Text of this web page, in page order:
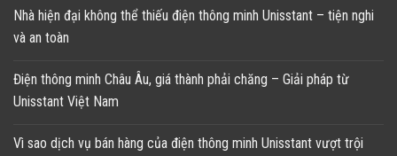
Nhà hiện đại không thể thiếu điện thông minh Unisstant – tiện nghi
và an toàn
Điện thông minh Châu Âu, giá thành phải chăng – Giải pháp từ
Unisstant Việt Nam
Vì sao dịch vụ bán hàng của điện thông minh Unisstant vượt trội